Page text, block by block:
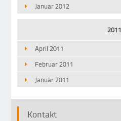
Januar 2012
2011
April 2011
Februar 2011
Januar 2011
Kontakt